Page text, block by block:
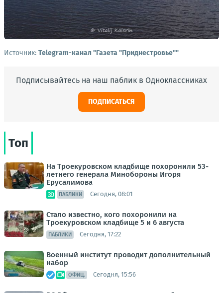
Источник: Telegram-канал "Газета "Приднестровье""
Подписывайтесь на наш паблик в Одноклассниках
ПОДПИСАТЬСЯ
Топ
На Троекуровском кладбище похоронили 53-
летнего генерала Минобороны Игоря
Ерусалимова
ПАБЛИКИ Сегодня, 08:01
Стало известно, кого похоронили на
Троекуровском кладбище 5 и 6 августа
ПАБЛИКИ Сегодня, 17:22
Военный институт проводит дополнительный
набор
ОФИЦ. Сегодня, 15:56